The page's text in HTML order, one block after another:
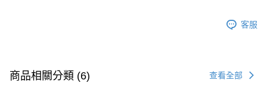
客服
商品相關分類 (6) 查看全部